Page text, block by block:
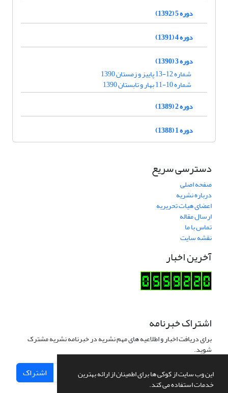
این وب سایت از کوکی ها برای اطمینان از ارائه بهترین
خدمات استفاده می کند.
دوره 5 (1392)
دوره 4 (1391)
دوره 3 (1390)
شماره 12-13 پاییز و زمستان 1390
شماره 10-11 بهار و تابستان 1390
دوره 2 (1389)
دوره 1 (1388)
دسترسی سریع
صفحه اصلی
درباره نشریه
اعضای هیات تحریریه
ارسال مقاله
تماس با ما
نقشه سایت
آخرین اخبار
اشتراک خبرنامه
برای دریافت اخبار و اطلاعیه های مهم نشریه در خبرنامه نشریه مشترک
شوید.
اشتراک